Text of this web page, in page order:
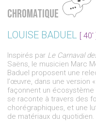
Chromatique
LOUISE BADUEL [ 40' ]
Inspirés par Le Carnaval
Saëns, le musicien Marc
Baduel proposent une
l’œuvre, dans une version
façonnent un écosystème
se raconte à travers des
chorégraphiques, et une
de matériaux du quotidien.